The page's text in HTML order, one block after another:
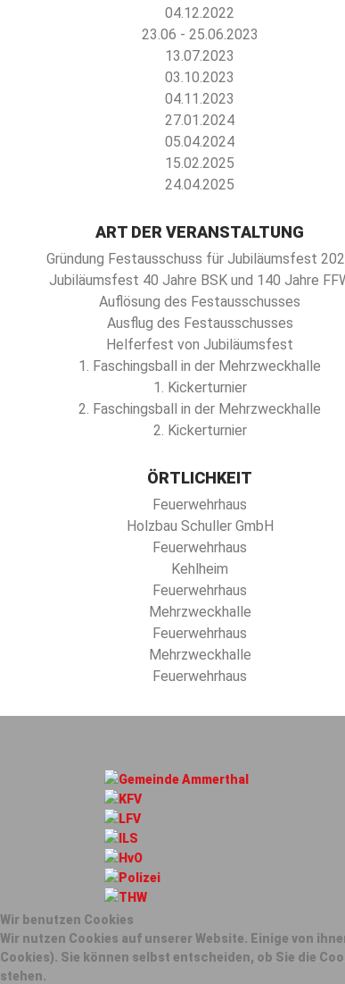
04.12.2022
23.06 - 25.06.2023
13.07.2023
03.10.2023
04.11.2023
27.01.2024
05.04.2024
15.02.2025
24.04.2025
ART DER VERANSTALTUNG
Gründung Festausschuss für Jubiläumsfest
Jubiläumsfest 40 Jahre BSK und 140 Jahre
Auflösung des Festausschusses
Ausflug des Festausschusses
Helferfest von Jubiläumsfest
1. Faschingsball in der Mehrzweckhalle
1. Kickerturnier
2. Faschingsball in der Mehrzweckhalle
2. Kickerturnier
ÖRTLICHKEIT
Feuerwehrhaus
Holzbau Schuller GmbH
Feuerwehrhaus
Kehlheim
Feuerwehrhaus
Mehrzweckhalle
Feuerwehrhaus
Mehrzweckhalle
Feuerwehrhaus
Wir benutzen Cookies
Wir nutzen Cookies auf unserer Website. Einige von
Cookies). Sie können selbst entscheiden, ob Sie die
stehen.